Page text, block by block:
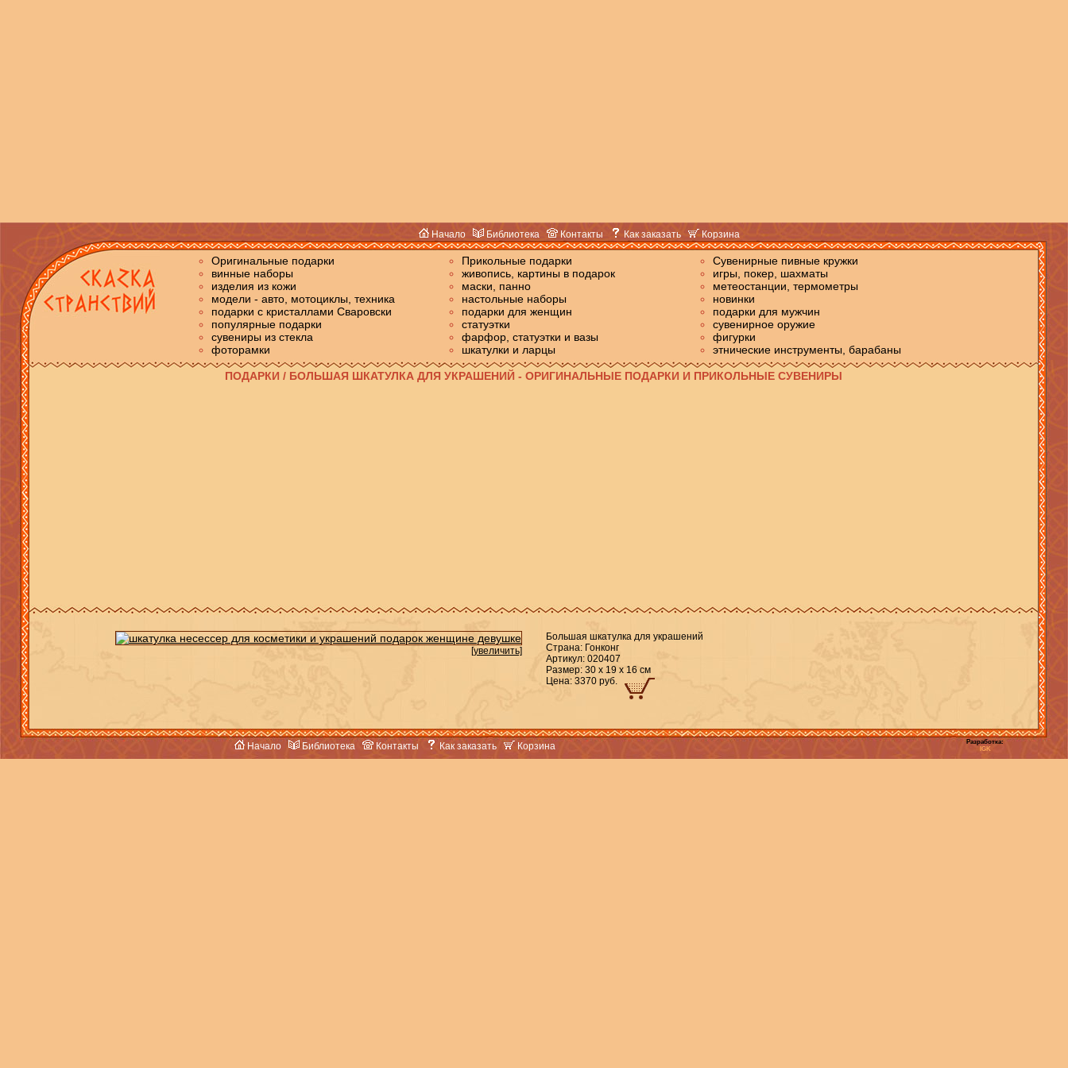
Начало Библиотека Контакты Как заказать Корзина
Оригинальные подарки Прикольные подарки
Сувенирные пивные кружки
винные наборы
живопись, картины в подарок
игры, покер, шахматы
изделия из кожи
маски, панно
метеостанции, термометры
модели - авто, мотоциклы, техника
настольные наборы
новинки
подарки c кристаллами Сваровски
подарки для женщин
подарки для мужчин
популярные подарки
статуэтки
сувенирное оружие
сувениры из стекла
фарфор, статуэтки и вазы
фигурки
фоторамки
шкатулки и ларцы этнические инструменты, барабаны
ПОДАРКИ / БОЛЬШАЯ ШКАТУЛКА ДЛЯ УКРАШЕНИЙ - ОРИГИНАЛЬНЫЕ ПОДАРКИ И ПРИКОЛЬНЫЕ СУВЕНИРЫ
[увеличить]
Большая шкатулка для украшений
Страна: Гонконг
Артикул: 020407
Размер: 30 х 19 х 16 см
Цена: 3370 руб.
Начало Библиотека Контакты Как заказать Корзина
Разработка:
IGK